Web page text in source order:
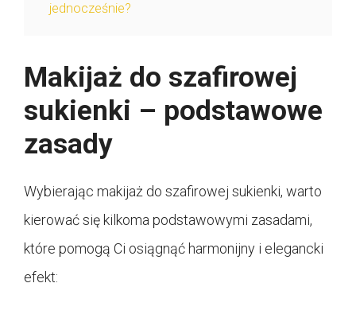
jednocześnie?
Makijaż do szafirowej
sukienki – podstawowe
zasady
Wybierając makijaż do szafirowej sukienki, warto
kierować się kilkoma podstawowymi zasadami,
które pomogą Ci osiągnąć harmonijny i elegancki
efekt: